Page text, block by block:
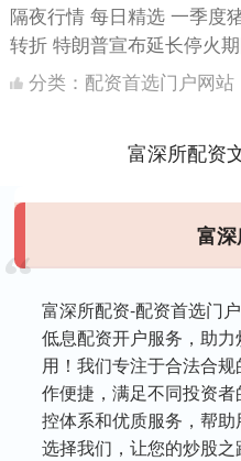
隔夜行情 每日精选 一季度
转折 特朗普宣布延长停火
交方案 油价何时能“回归正
分类： 配资首选门户网站
富深所配资
富
富深所配资-配资首选门
低息配资开户服务，助
用！我们专注于合法合
作便捷，满足不同投资
控体系和优质服务，帮助
选择我们，让您的炒股之